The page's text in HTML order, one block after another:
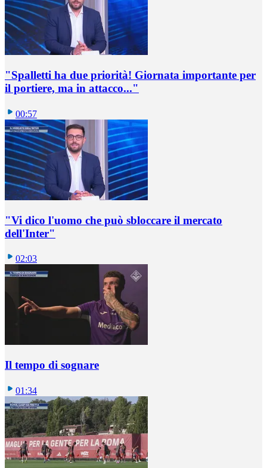
"Spalletti ha due priorità! Giornata importante per
il portiere, ma in attacco..."
00:57
"Vi dico l'uomo che può sbloccare il mercato
dell'Inter"
02:03
Il tempo di sognare
01:34